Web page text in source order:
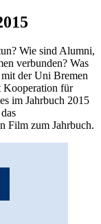
Wie sind Alumni,
verbunden? Was
der Uni Bremen
Kooperation für
im Jahrbuch 2015
Film zum Jahrbuch.